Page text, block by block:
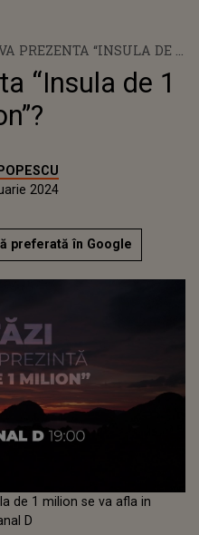
PREZENTA “INSULA DE 1
“Insula de 1
2024
preferată în Google
de 1 milion se va afla in
D